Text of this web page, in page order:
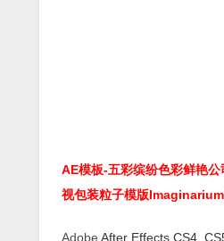
AE模板-五彩缤纷色彩鲜艳
视包装粒子模版Imaginarium
Adobe After Effects CS4,